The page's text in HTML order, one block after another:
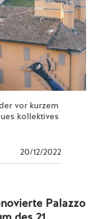
vor kurzem
kollektives
20/12/2022
Palazzo